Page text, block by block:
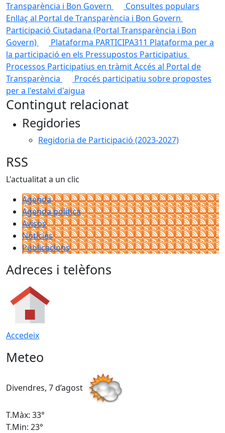
Transparència i Bon Govern
Consultes populars
Enllaç al Portal de Transparència i Bon Govern
Participació Ciutadana (Portal Transparència i Bon
Govern)
Plataforma PARTICIPA311 Plataforma per a
la participació en els Pressupostos Participatius
Processos Participatius en tràmitAccés al Portal de
Transparència
Procés participatiu sobre propostes
per a l'estalvi d'aigua
Contingut relacionat
Regidories
Regidoria de Participació (2023-2027)
RSS
L'actualitat a un clic
Agenda
Agenda política
Avisos
Notícies
Publicacions
Adreces i telèfons
Accedeix
Meteo
Divendres, 7 d’agost
T.Màx: 33°
T.Min: 23°